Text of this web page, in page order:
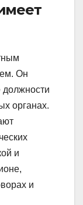
Он
органах.
и
и